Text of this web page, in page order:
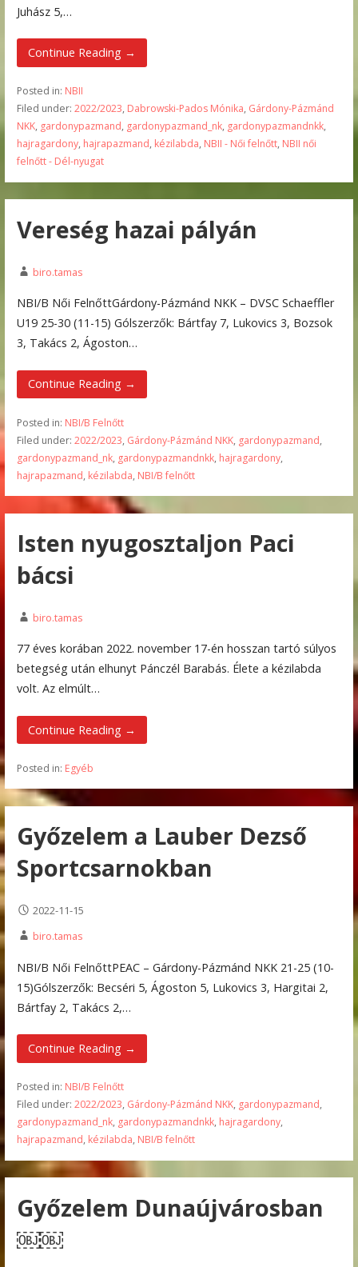
Juhász 5,…
Continue Reading →
Posted in: NBII
Filed under: 2022/2023, Dabrowski-Pados Mónika, Gárdony-Pázmánd
NKK, gardonypazmand, gardonypazmand_nk, gardonypazmandnkk,
hajragardony, hajrapazmand, kézilabda, NBII - Női felnőtt, NBII női
felnőtt - Dél-nyugat
Vereség hazai pályán
biro.tamas
NBI/B Női FelnőttGárdony-Pázmánd NKK – DVSC Schaeffler
U19 25-30 (11-15) Gólszerzők: Bártfay 7, Lukovics 3, Bozsok
3, Takács 2, Ágoston…
Continue Reading →
Posted in: NBI/B Felnőtt
Filed under: 2022/2023, Gárdony-Pázmánd NKK, gardonypazmand,
gardonypazmand_nk, gardonypazmandnkk, hajragardony,
hajrapazmand, kézilabda, NBI/B felnőtt
Isten nyugosztaljon Paci
bácsi
biro.tamas
77 éves korában 2022. november 17-én hosszan tartó súlyos
betegség után elhunyt Pánczél Barabás. Élete a kézilabda
volt. Az elmúlt…
Continue Reading →
Posted in: Egyéb
Győzelem a Lauber Dezső
Sportcsarnokban
2022-11-15
biro.tamas
NBI/B Női FelnőttPEAC – Gárdony-Pázmánd NKK 21-25 (10-
15)Gólszerzők: Becséri 5, Ágoston 5, Lukovics 3, Hargitai 2,
Bártfay 2, Takács 2,…
Continue Reading →
Posted in: NBI/B Felnőtt
Filed under: 2022/2023, Gárdony-Pázmánd NKK, gardonypazmand,
gardonypazmand_nk, gardonypazmandnkk, hajragardony,
hajrapazmand, kézilabda, NBI/B felnőtt
Győzelem Dunaújvárosban
￼￼